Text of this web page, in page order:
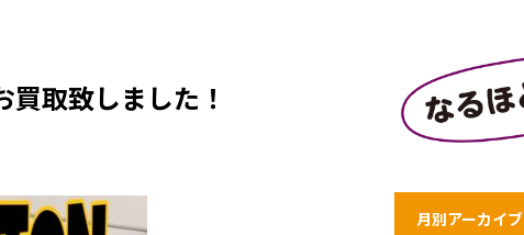
買取致しました！
月別アーカイブ